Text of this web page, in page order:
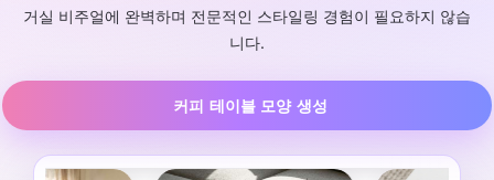
거실 비주얼에 완벽하며 전문적인 스타일링 경험이 필요하지 않습
니다.
커피 테이블 모양 생성